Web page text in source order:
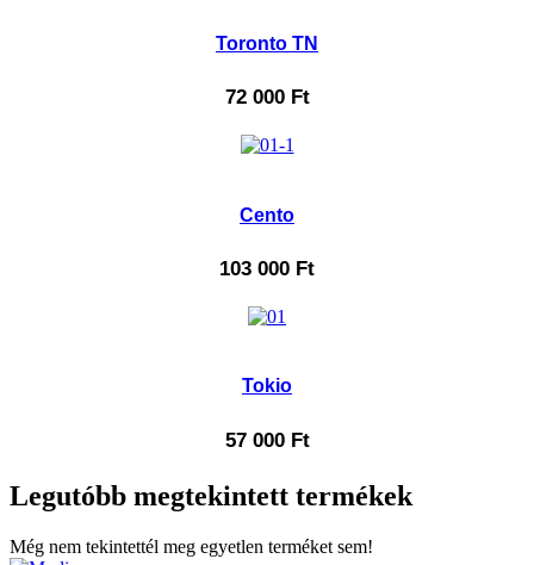
Toronto TN
72 000 Ft
Cento
103 000 Ft
Tokio
57 000 Ft
Legutóbb megtekintett termékek
Még nem tekintettél meg egyetlen terméket sem!